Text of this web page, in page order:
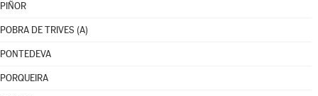
PIÑOR
POBRA DE TRIVES (A)
PONTEDEVA
PORQUEIRA